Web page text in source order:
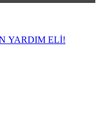
YARDIM ELİ!